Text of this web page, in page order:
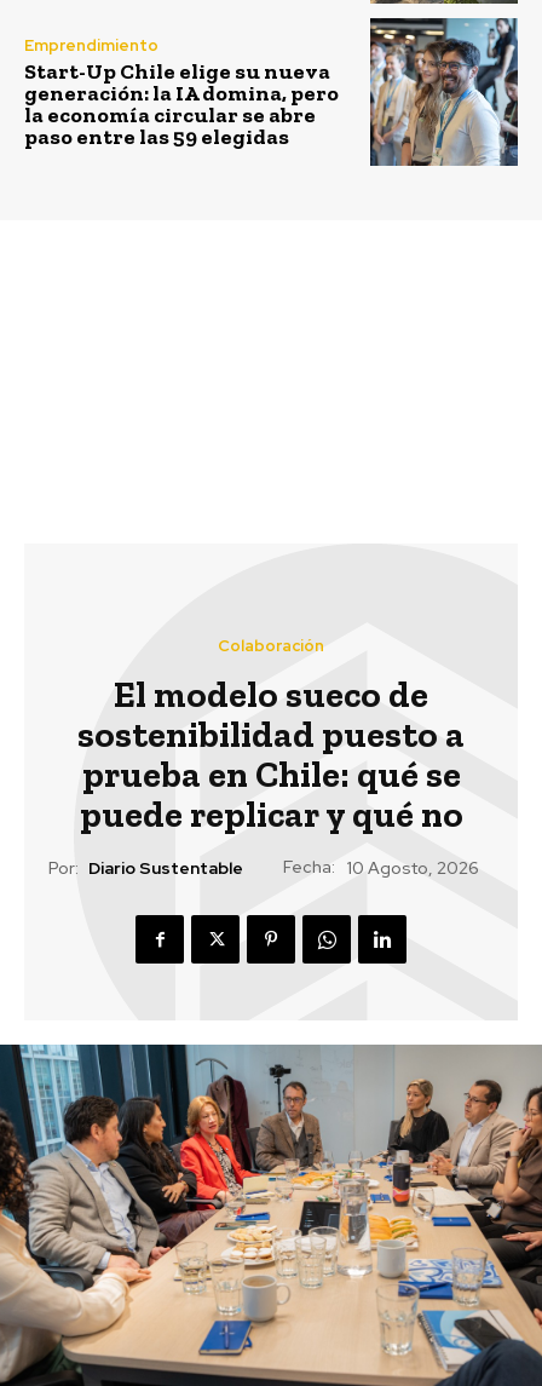
Emprendimiento
Start-Up Chile elige su nueva
generación: la IA domina, pero
la economía circular se abre
paso entre las 59 elegidas